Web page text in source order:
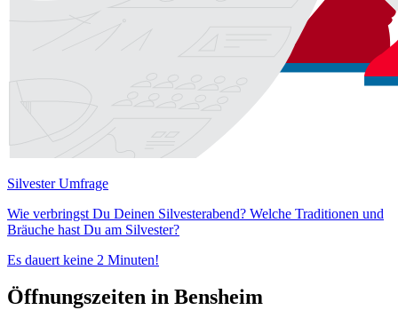
Silvester Umfrage
Wie verbringst Du Deinen Silvesterabend? Welche Traditionen und
Bräuche hast Du am Silvester?
Es dauert keine 2 Minuten!
Öffnungszeiten in Bensheim